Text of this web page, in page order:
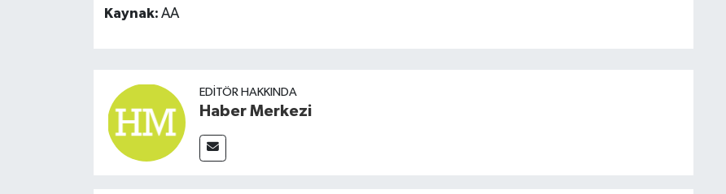
Kaynak: AA
EDITÖR HAKKINDA
Haber Merkezi